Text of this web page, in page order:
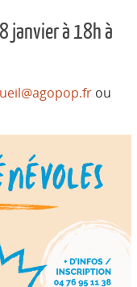
janvier à 18h à
ou